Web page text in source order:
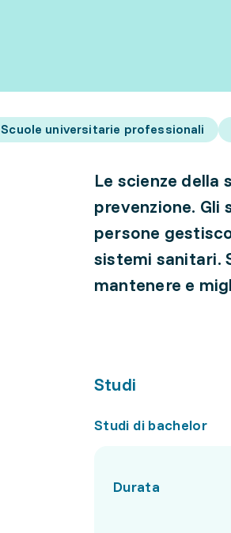
Scuole universitarie professionali
Le scienze della
prevenzione. Gli
persone
sistemi sanitari.
mantenere e
Studi
Studi di bachelor
Durata